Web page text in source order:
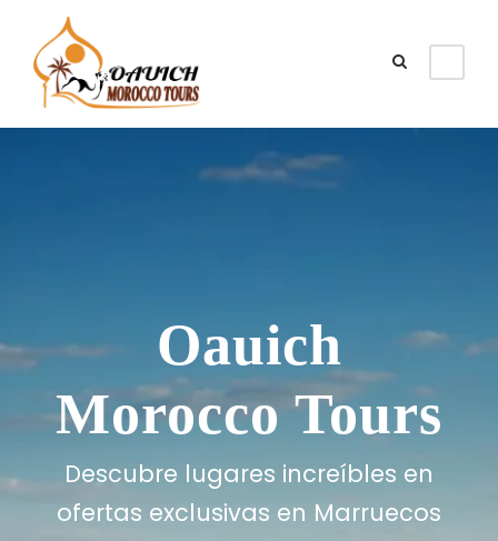
Oauich
Morocco Tours
Descubre lugares increíbles en
ofertas exclusivas en Marruecos